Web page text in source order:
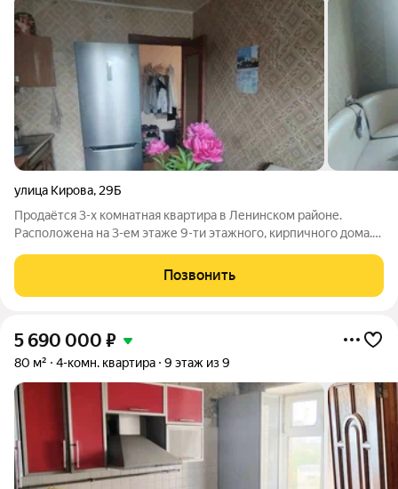
улица Кирова, 29Б
Продаётся 3-х комнатная квартира в Ленинском районе.
Расположена на 3-ем этаже 9-ти этажного, кирпичного дома.
сан.узел раздельный, окна ПВХ, лоджия застеклена. Светлая,
сухая квартира. Рядом с домом
Позвонить
5 690 000 ₽
80 м² 4-комн. квартира 9 этаж из 9